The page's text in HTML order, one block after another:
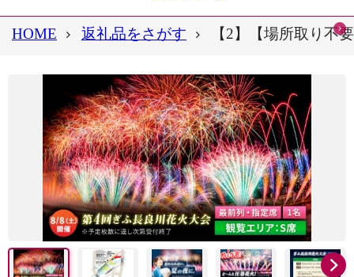
HOME 返礼品をさがす 【2】【場所取り不